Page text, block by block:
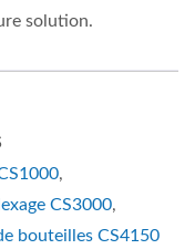
solution.
,
CS3000,
bouteilles CS4150